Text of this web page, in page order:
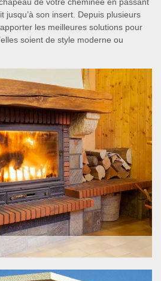
jusqu’à son insert. Depuis plusieurs
les meilleures solutions pour
soient de style moderne ou